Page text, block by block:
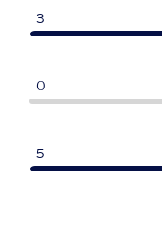
3
0
5